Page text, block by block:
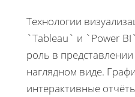
Технологии
`Tableau` и `Power
роль в
наглядном виде.
интерактивные